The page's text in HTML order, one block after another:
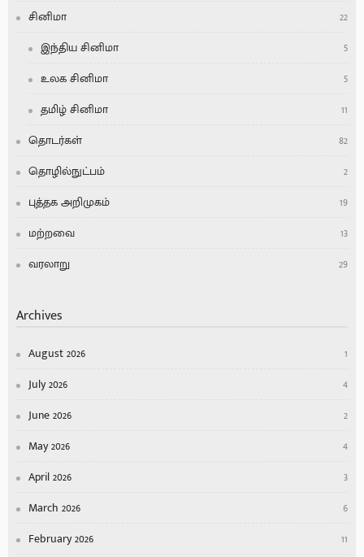
சினிமா
22
இந்திய சினிமா
5
உலக சினிமா
5
தமிழ் சினிமா
11
தொடர்கள்
82
தொழில்நுட்பம்
2
புத்தக அறிமுகம்
19
மற்றவை
13
வரலாறு
29
Archives
August 2026
1
July 2026
4
June 2026
2
May 2026
4
April 2026
3
March 2026
6
February 2026
11